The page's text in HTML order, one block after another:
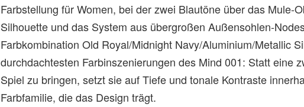
Farbstellung für Women, bei der zwei Blautöne über das Mule-
Silhouette und das System aus übergroßen Außensohlen-
Farbkombination Old Royal/Midnight Navy/Aluminium/Metallic
durchdachtesten Farbinszenierungen des Mind 001: Statt eine
Spiel zu bringen, setzt sie auf Tiefe und tonale Kontraste
Farbfamilie, die das Design trägt.